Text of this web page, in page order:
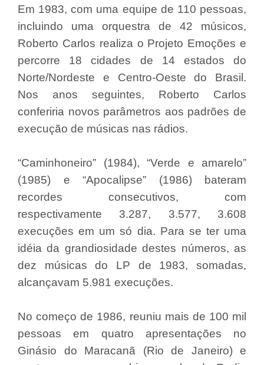
Em 1983, com uma equipe de 110 pessoas,
incluindo uma orquestra de 42 músicos,
Roberto Carlos realiza o Projeto Emoções e
percorre 18 cidades de 14 estados do
Norte/Nordeste e Centro-Oeste do Brasil.
Nos anos seguintes, Roberto Carlos
conferiria novos parâmetros aos padrões de
execução de músicas nas rádios.
“Caminhoneiro” (1984), “Verde e amarelo”
(1985) e “Apocalipse” (1986) bateram
recordes consecutivos, com
respectivamente 3.287, 3.577, 3.608
execuções em um só dia. Para se ter uma
idéia da grandiosidade destes números, as
dez músicas do LP de 1983, somadas,
alcançavam 5.981 execuções.
No começo de 1986, reuniu mais de 100 mil
pessoas em quatro apresentações no
Ginásio do Maracanã (Rio de Janeiro) e